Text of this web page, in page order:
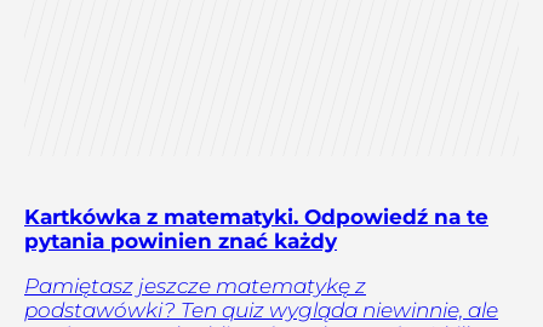
Kartkówka z matematyki. Odpowiedź na te
pytania powinien znać każdy
Pamiętasz jeszcze matematykę z
podstawówki? Ten quiz wygląda niewinnie, ale